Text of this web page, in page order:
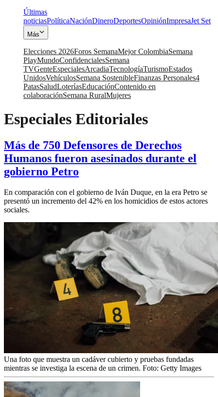
Últimas
noticiasPolíticaNaciónDineroDeportesOpiniónImpresaJet Set
Más
Elecciones 2026Foros SemanaMejor ColombiaSemana
PlayMundoConfidencialesSemana
TVGenteEspecialesArcadiaTecnologíaTurismoEstados
UnidosVehículosSemana SostenibleFinanzas Personales4
PatasSaludLoteríasEducaciónContenido en
colaboraciónSemana RuralMujeres
Especiales Editoriales
Más de 750 Defensores de Derechos
Humanos fueron asesinados durante el
gobierno Petro
En comparación con el gobierno de Iván Duque, en la era Petro se
presentó un incremento del 42% en los homicidios de estos actores
sociales.
Una foto que muestra un cadáver cubierto y pruebas fundadas
mientras se investiga la escena de un crimen. Foto: Getty Images